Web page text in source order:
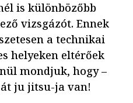
is különbözőbb
vizsgázót. Ennek
a technikai
helyeken eltérőek
mondjuk, hogy –
ju jitsu-ja van!